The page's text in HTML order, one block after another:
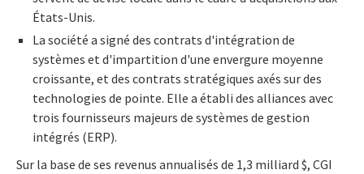
États-Unis.
La société a signé des contrats d'intégration de
systèmes et d'impartition d'une envergure moyenne
croissante, et des contrats stratégiques axés sur des
technologies de pointe. Elle a établi des alliances avec
trois fournisseurs majeurs de systèmes de gestion
intégrés (ERP).
Sur la base de ses revenus annualisés de 1,3 milliard $, CGI